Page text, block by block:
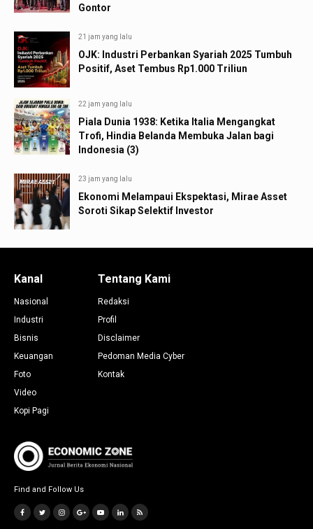
Gontor
21 jam yang lalu
OJK: Industri Perbankan Syariah 2025 Tumbuh
Positif, Aset Tembus Rp1.000 Triliun
22 jam yang lalu
Piala Dunia 1938: Ketika Italia Mengangkat
Trofi, Hindia Belanda Membuka Jalan bagi
Indonesia (3)
23 jam yang lalu
Ekonomi Melampaui Ekspektasi, Mirae Asset
Soroti Sikap Selektif Investor
Kanal
Nasional
Industri
Bisnis
Keuangan
Foto
Video
Kopi Pagi
Tentang Kami
Redaksi
Profil
Disclaimer
Pedoman Media Cyber
Kontak
Find and Follow Us